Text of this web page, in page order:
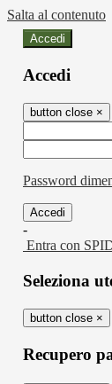
Salta al contenuto
Accedi
Accedi
button close ×
Password
-
Entra con
Seleziona
button close ×
Recupero